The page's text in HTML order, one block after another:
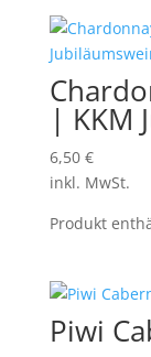
| KKM
6,50 €
inkl. MwSt.
Produkt
Piwi